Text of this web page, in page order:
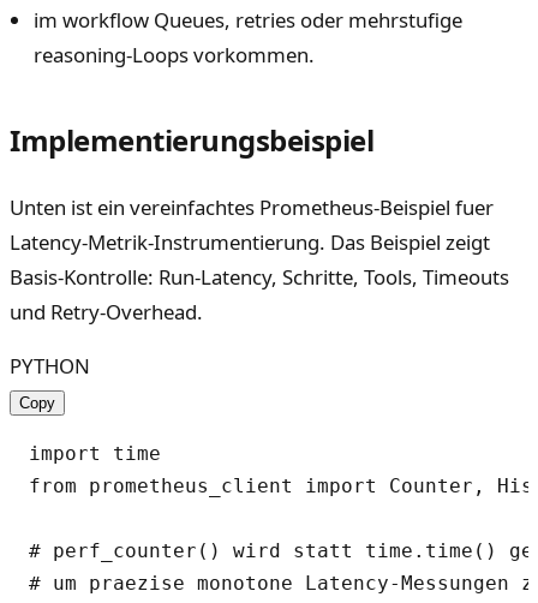
im workflow Queues, retries oder mehrstufige
reasoning-Loops vorkommen.
Implementierungsbeispiel
Unten ist ein vereinfachtes Prometheus-Beispiel fuer
Latency-Metrik-Instrumentierung. Das Beispiel zeigt
Basis-Kontrolle: Run-Latency, Schritte, Tools, Timeouts
und Retry-Overhead.
PYTHON
Copy
import time
from prometheus_client import Counter,
# perf_counter() wird statt time.time()
# um praezise monotone Latency-Messungen